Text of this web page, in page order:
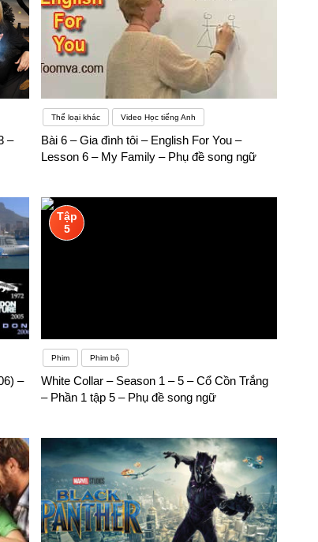
–
Thể loại khác Video Học tiếng Anh
Bài 6 – Gia đình tôi – English For You –
Lesson 6 – My Family – Phụ đề song ngữ
–
Tập
5
Phim Phim bộ
White Collar – Season 1 – 5 – Cổ Cồn Trắng
– Phần 1 tập 5 – Phụ đề song ngữ